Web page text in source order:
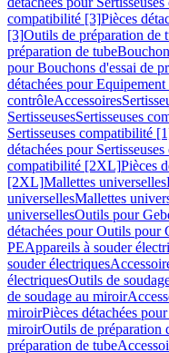
compatibilité [3]Pièces
[3]Outils de préparation de
préparation de tube
pour Bouchons d'essai de
détachées pour Equipement
contrôleAccessoires
SertisseusesSertisseuses
Sertisseuses compatibilité
détachées pour
compatibilité [2XL]Pièces
[2XL]Mallettes universelles
universellesMallettes
universellesOutils pour
détachées pour Outils pour
PEAppareils à souder
souder électriques
électriquesOutils de
de soudage au miroir
miroirPièces détachées
miroirOutils de préparation
préparation de tube